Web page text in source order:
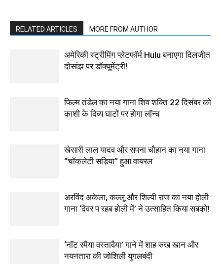
RELATED ARTICLES MORE FROM AUTHOR
अमेरिकी स्ट्रीमिंग प्लेटफॉर्म Hulu बनाएगा दिलजीत
दोसांझ पर डॉक्यूमेंट्री!
फिल्म तंडेल का नया गाना शिव शक्ति 22 दिसंबर को
काशी के दिव्य घाटों पर होगा लॉन्च
खेसारी लाल यादव और सपना चौहान का नया गाना
“चॉकलेटी सड़िया” हुआ वायरल
अरविंद अकेला, कल्लू और शिल्पी राज का नया होली
गाना ‘देवर प रहब होली में’ ने उत्साहित किया सबको!
‘नॉट रमैया वस्तावैया’ गाने में शाह रुख खान और
नयनतारा की जोशिली युगलबंदी